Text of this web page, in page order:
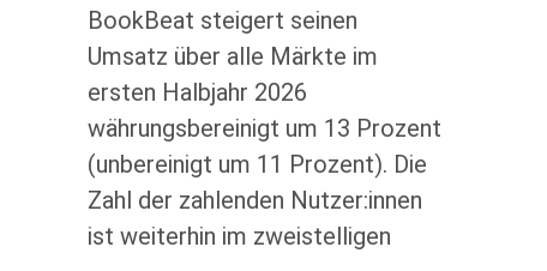
BookBeat steigert seinen
Umsatz über alle Märkte im
ersten Halbjahr 2026
währungsbereinigt um 13 Prozent
(unbereinigt um 11 Prozent). Die
Zahl der zahlenden Nutzer:innen
ist weiterhin im zweistelligen